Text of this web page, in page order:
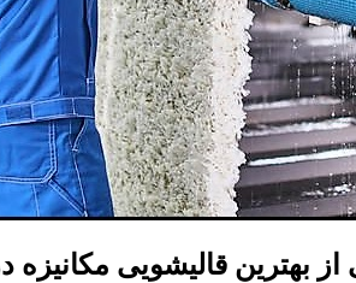
از بهترین قالیشویی